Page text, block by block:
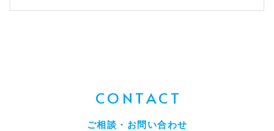
CONTACT
ご相談・お問い合わせ